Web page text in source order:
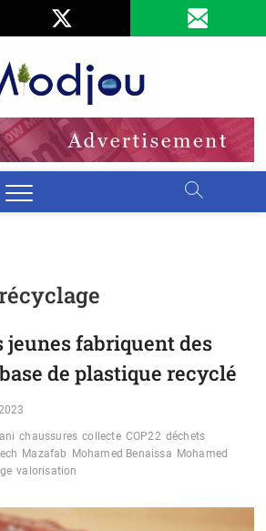
jeunes fabriquent des
de plastique recyclé
chaussures collecte COP22 déchets
Mazafab Mohamed Benaissa Mohamed
valorisation